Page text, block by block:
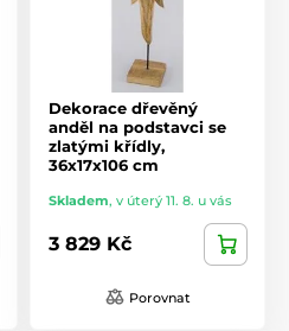
Dekorace dřevěný
anděl na podstavci se
zlatými křídly,
36x17x106 cm
Skladem, v úterý 11. 8. u vás
3 829 Kč
Porovnat